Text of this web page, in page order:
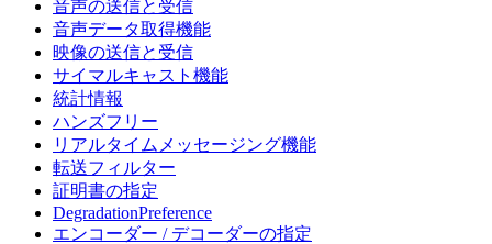
音声の送信と受信
音声データ取得機能
映像の送信と受信
サイマルキャスト機能
統計情報
ハンズフリー
リアルタイムメッセージング機能
転送フィルター
証明書の指定
DegradationPreference
エンコーダー / デコーダーの指定